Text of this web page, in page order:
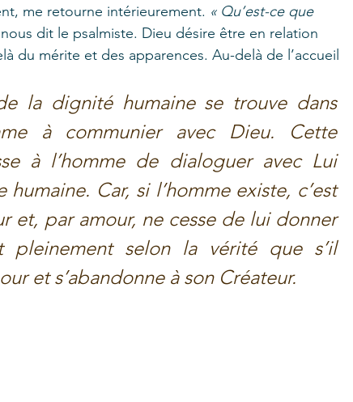
me retourne intérieurement. « Qu’est-ce que
dit le psalmiste. Dieu désire être en relation
du mérite et des apparences. Au-delà de l’accueil
la dignité humaine se trouve dans
à communier avec Dieu. Cette
à l’homme de dialoguer avec Lui
humaine. Car, si l’homme existe, c’est
et, par amour, ne cesse de lui donner
pleinement selon la vérité que s’il
et s’abandonne à son Créateur.